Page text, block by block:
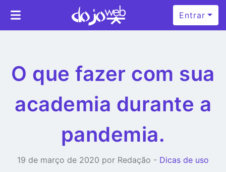
Entrar
O que fazer com sua
academia durante a
pandemia.
19 de março de 2020 por Redação - Dicas de uso